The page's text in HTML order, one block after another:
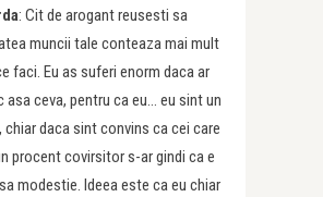
: Cit de arogant reusesti sa
muncii tale conteaza mai mult
faci. Eu as suferi enorm daca ar
asa ceva, pentru ca eu… eu sint un
daca sint convins ca cei care
procent covirsitor s-ar gindi ca e
modestie. Ideea este ca eu chiar